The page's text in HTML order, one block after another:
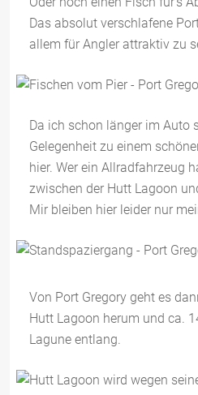
Das absolut verschlafene
allem für Angler attraktiv zu
Da ich schon länger im Auto
Gelegenheit zu einem
hier. Wer ein Allradfahrzeug
zwischen der Hutt Lagoon
Mir bleiben hier leider nur
Von Port Gregory geht es
Hutt Lagoon herum und ca.
Lagune entlang.